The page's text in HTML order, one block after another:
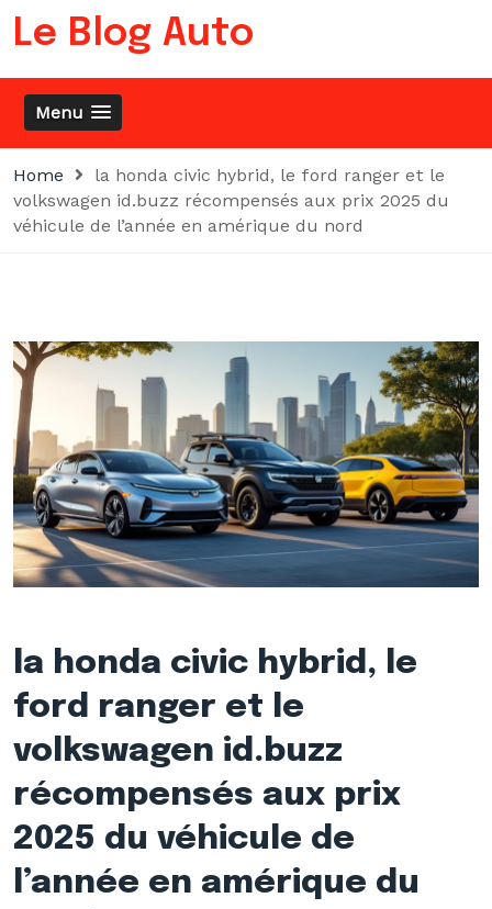
Skip
Le Blog Auto
Menu
Home
la honda civic hybrid, le ford ranger et le
volkswagen id.buzz récompensés aux prix 2025 du
véhicule de l’année en amérique du nord
la honda civic hybrid, le
ford ranger et le
volkswagen id.buzz
récompensés aux prix
2025 du véhicule de
l’année en amérique du